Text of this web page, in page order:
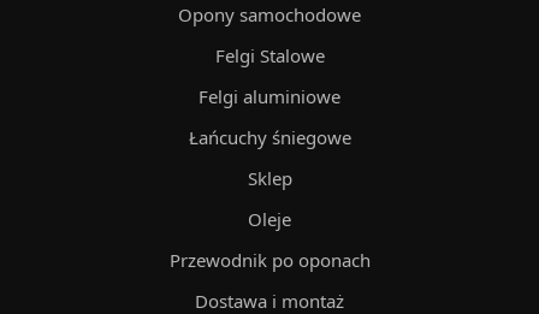
Opony samochodowe
Felgi Stalowe
Felgi aluminiowe
Łańcuchy śniegowe
Sklep
Oleje
Przewodnik po oponach
Dostawa i montaż